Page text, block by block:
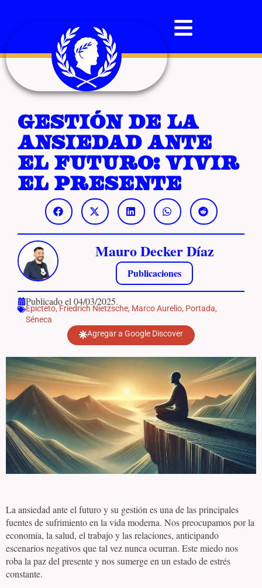
Gestión de la
ansiedad ante
el futuro: vivir
el presente
Mauro Decker Díaz
Publicaciones
Publicado el 04/03/2025.
Epicteto, Friedrich Nietzsche, Marco Aurelio, Portada,
Séneca
Agregar a Google Discover
La ansiedad ante el futuro y su gestión es una de las principales
fuentes de sufrimiento en la vida moderna. Nos preocupamos por la
economía, la salud, el trabajo y las relaciones, anticipando
escenarios negativos que tal vez nunca ocurran. Este miedo nos
roba la paz del presente y nos sumerge en un estado de estrés
constante.